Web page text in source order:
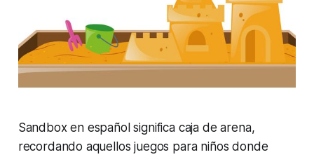
Sandbox en español significa caja de arena,
recordando aquellos juegos para niños donde